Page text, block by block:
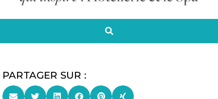
PARTAGER SUR :